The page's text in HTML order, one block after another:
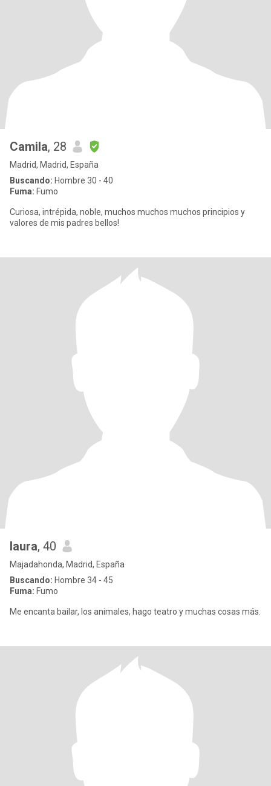
Camila, 28
Madrid, Madrid, España
Buscando: Hombre 30 - 40
Fuma: Fumo
Curiosa, intrépida, noble, muchos muchos muchos principios y
valores de mis padres bellos!
laura, 40
Majadahonda, Madrid, España
Buscando: Hombre 34 - 45
Fuma: Fumo
Me encanta bailar, los animales, hago teatro y muchas cosas más.